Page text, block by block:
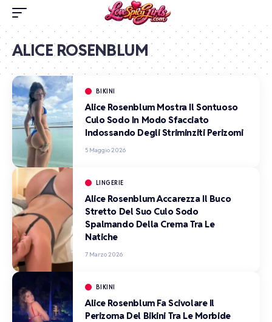
ALICE ROSENBLUM
BIKINI
Alice Rosenblum Mostra Il Sontuoso
Culo Sodo In Modo Sfacciato
Indossando Degli Striminziti Perizomi
5 Maggio 2026
LINGERIE
Alice Rosenblum Accarezza Il Buco
Stretto Del Suo Culo Sodo
Spalmando Della Crema Tra Le
Natiche
7 Marzo 2026
BIKINI
Alice Rosenblum Fa Scivolare Il
Perizoma Del Bikini Tra Le Morbide